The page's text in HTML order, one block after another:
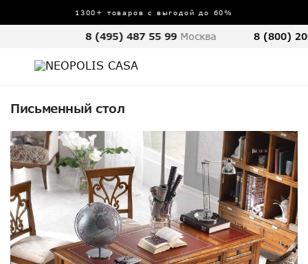
1300+ товаров с выгодой до 60%
8 (495) 487 55 99 Москва 8 (800)
Письменный стол